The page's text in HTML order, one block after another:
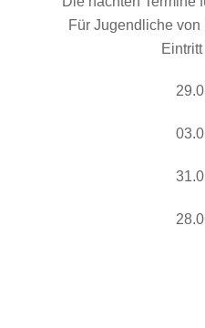
Für Jugendliche